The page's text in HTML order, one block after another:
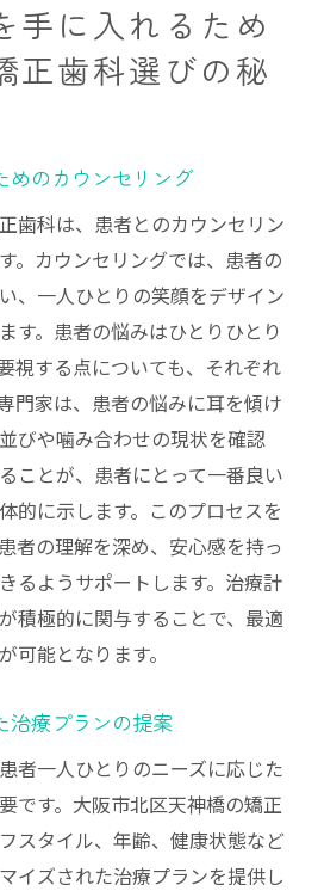
手に入れるため
正歯科選びの秘
めのカウンセリング
歯科は、患者とのカウンセリン
。カウンセリングでは、患者の
、一人ひとりの笑顔をデザイン
す。患者の悩みはひとりひとり
視する点についても、それぞれ
門家は、患者の悩みに耳を傾け
びや噛み合わせの現状を確認
ことが、患者にとって一番良い
的に示します。このプロセスを
者の理解を深め、安心感を持っ
るようサポートします。治療計
積極的に関与することで、最適
可能となります。
治療プランの提案
者一人ひとりのニーズに応じた
です。大阪市北区天神橋の矯正
スタイル、年齢、健康状態など
イズされた治療プランを提供し